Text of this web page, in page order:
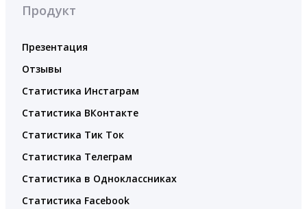
Продукт
Презентация
Отзывы
Статистика Инстаграм
Статистика ВКонтакте
Статистика Тик Ток
Статистика Телеграм
Статистика в Одноклассниках
Статистика Facebook